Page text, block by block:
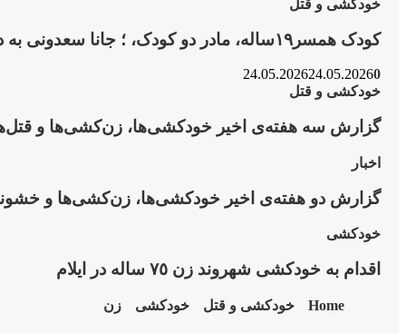
کودک
مادر
کودک،
؛
سعدونی
دست
همسرش
کشته
شد
خودکشی و قتل
کودک همسر۱۹ساله، مادر دو کودک، ؛ جانا سعدونی به دست...
24.05.202624.05.20260
گزارش
هفته‌ی
اخیر
خودکشی‌ها،
زن‌کشی‌ها
و
قتل‌های
اجتماعی
در
ایران
تهیه‌شده
جمعیت
خودکشی و قتل
گزارش سه هفته‌ی اخیر خودکشی‌ها، زن‌کشی‌ها و
گزارش
هفته‌ی
اخیر
خودکشی‌ها،
و
خشونت‌های
اجتماعی
اخبار
گزارش دو هفته‌ی اخیر خودکشی‌ها، زن‌کشی‌ها و
اقدام
خودکشی
شهروند
خودکشی
اقدام به خودکشی شهروند زن ٧٥ ساله در ایلام
Home خودکشی و قتل خودکشی زن